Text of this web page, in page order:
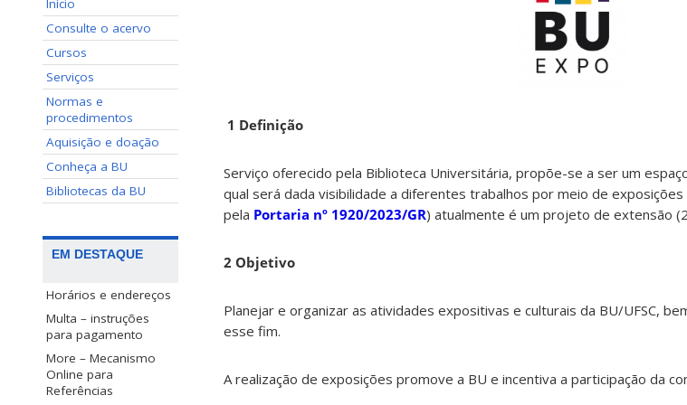
Início
Consulte o acervo
Cursos
Serviços
Normas e
procedimentos
Aquisição e doação
Conheça a BU
Bibliotecas da BU
EM DESTAQUE
Horários e endereços
Multa – instruções
para pagamento
More – Mecanismo
Online para
Referências
1 Definição
Serviço oferecido pela Biblioteca Universitária, propõe-se a ser um
qual será dada visibilidade a diferentes trabalhos por meio de
pela Portaria nº 1920/2023/GR) atualmente é um projeto de extensão
2 Objetivo
Planejar e organizar as atividades expositivas e culturais da BU/UFSC,
esse fim.
A realização de exposições promove a BU e incentiva a participação da